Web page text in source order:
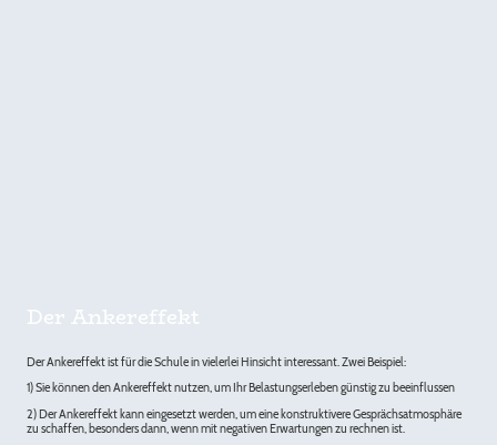
Der Ankereffekt
Der Ankereffekt ist für die Schule in vielerlei Hinsicht interessant. Zwei Beispiel:
1) Sie können den Ankereffekt nutzen, um Ihr Belastungserleben günstig zu beeinflussen
2) Der Ankereffekt kann eingesetzt werden, um eine konstruktivere Gesprächsatmosphäre
zu schaffen, besonders dann, wenn mit negativen Erwartungen zu rechnen ist.